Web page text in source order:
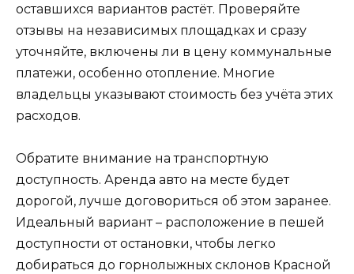
оставшихся вариантов растёт. Проверяйте
отзывы на независимых площадках и сразу
уточняйте, включены ли в цену коммунальные
платежи, особенно отопление. Многие
владельцы указывают стоимость без учёта этих
расходов.
Обратите внимание на транспортную
доступность. Аренда авто на месте будет
дорогой, лучше договориться об этом заранее.
Идеальный вариант – расположение в пешей
доступности от остановки, чтобы легко
добираться до горнолыжных склонов Красной